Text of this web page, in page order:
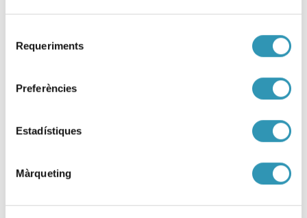
Requeriments
Preferències
Estadístiques
Màrqueting